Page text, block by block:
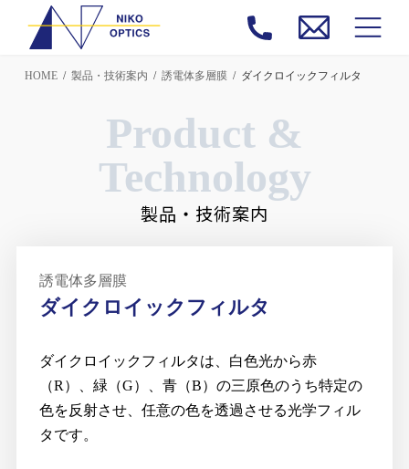
HOME 製品・技術案内 誘電体多層膜 ダイクロイックフィルタ
Product &
Technology
製品・技術案内
誘電体多層膜
ダイクロイックフィルタ
ダイクロイックフィルタは、白色光から赤
（R）、緑（G）、青（B）の三原色のうち特定の
色を反射させ、任意の色を透過させる光学フィル
タです。